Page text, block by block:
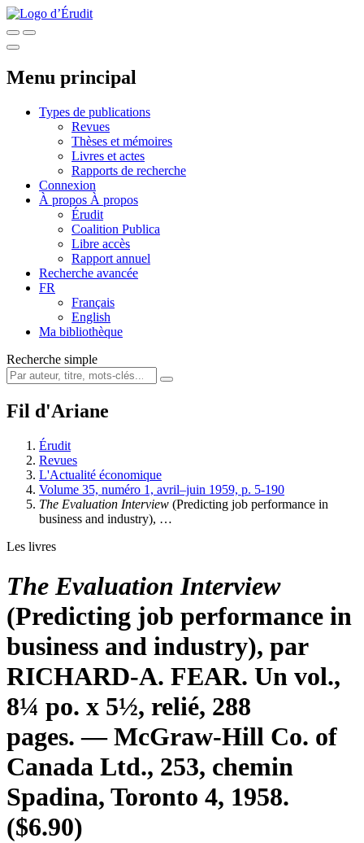
Menu principal
Types de publications
Revues
Thèses et mémoires
Livres et actes
Rapports de recherche
Connexion
À propos À propos
Érudit
Coalition Publica
Libre accès
Rapport annuel
Recherche avancée
FR
Français
English
Ma bibliothèque
Recherche simple
Fil d'Ariane
Érudit
Revues
L'Actualité économique
Volume 35, numéro 1, avril–juin 1959, p. 5-190
The Evaluation Interview (Predicting job performance in
business and industry), …
Les livres
The Evaluation Interview
(Predicting job performance in
business and industry), par
RICHARD-A. FEAR. Un vol.,
8¼ po. x 5½, relié, 288
pages. — McGraw-Hill Co. of
Canada Ltd., 253, chemin
Spadina, Toronto 4, 1958.
($6.90)